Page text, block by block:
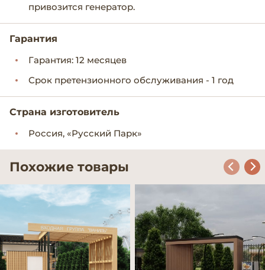
привозится генератор.
Гарантия
Гарантия: 12 месяцев
Срок претензионного обслуживания - 1 год
Страна изготовитель
Россия, «Русский Парк»
Похожие товары